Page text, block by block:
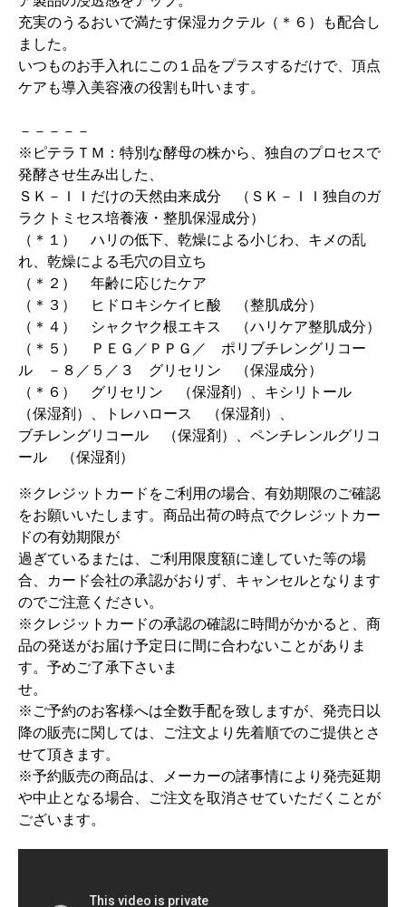
充実のうるおいで満たす保湿カクテル（＊６）も配合し
ました。
いつものお手入れにこの１品をプラスするだけで、頂点
ケアも導入美容液の役割も叶います。
－－－－－
※ピテラＴＭ：特別な酵母の株から、独自のプロセスで
発酵させ生み出した、
ＳＫ－ＩＩだけの天然由来成分 （ＳＫ－ＩＩ独自のガ
ラクトミセス培養液・整肌保湿成分）
（＊１） ハリの低下、乾燥による小じわ、キメの乱
れ、乾燥による毛穴の目立ち
（＊２） 年齢に応じたケア
（＊３） ヒドロキシケイヒ酸 （整肌成分）
（＊４） シャクヤク根エキス （ハリケア整肌成分）
（＊５） ＰＥＧ／ＰＰＧ／ ポリブチレングリコー
ル －８／５／３ グリセリン （保湿成分）
（＊６） グリセリン （保湿剤）、キシリトール
（保湿剤）、トレハロース （保湿剤）、
ブチレングリコール （保湿剤）、ペンチレンルグリコ
ール （保湿剤）
※クレジットカードをご利用の場合、有効期限のご確認
をお願いいたします。商品出荷の時点でクレジットカー
ドの有効期限が
過ぎているまたは、ご利用限度額に達していた等の場
合、カード会社の承認がおりず、キャンセルとなります
のでご注意ください。
※クレジットカードの承認の確認に時間がかかると、商
品の発送がお届け予定日に間に合わないことがありま
す。予めご了承下さいま
せ。
※ご予約のお客様へは全数手配を致しますが、発売日以
降の販売に関しては、ご注文より先着順でのご提供とさ
せて頂きます。
※予約販売の商品は、メーカーの諸事情により発売延期
や中止となる場合、ご注文を取消させていただくことが
ございます。